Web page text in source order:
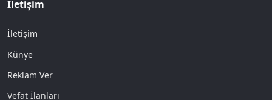
İletişim
İletişim
Künye
Reklam Ver
Vefat İlanları